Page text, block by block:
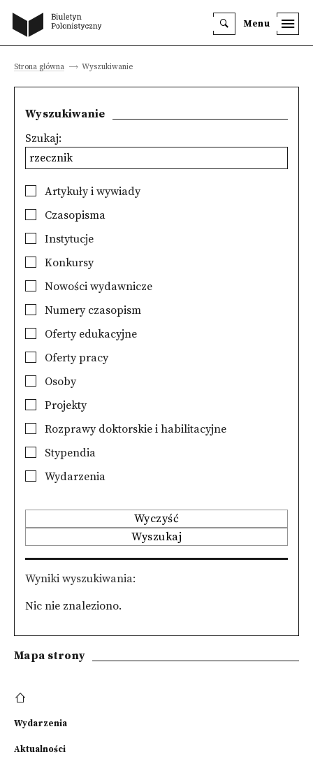
Menu
Strona główna Wyszukiwanie
Wyszukiwanie
Szukaj:
Artykuły i wywiady
Czasopisma
Instytucje
Konkursy
Nowości wydawnicze
Numery czasopism
Oferty edukacyjne
Oferty pracy
Osoby
Projekty
Rozprawy doktorskie i habilitacyjne
Stypendia
Wydarzenia
Wyczyść
Wyszukaj
Wyniki wyszukiwania
Nic nie znaleziono.
Mapa strony
Wydarzenia
Aktualności